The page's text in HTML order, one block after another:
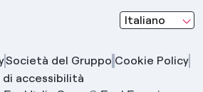
Italiano
seleziona una
Società del Gruppo Cookie Policy
di accessibilità